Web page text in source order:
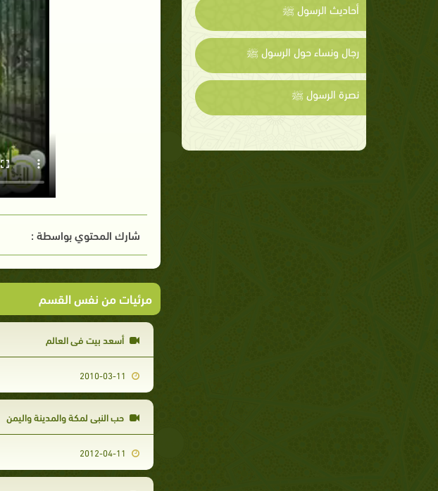
أحاديث الرسول ﷺ
رجال ونساء حول الرسول ﷺ
نصرة الرسول ﷺ
شارك المحتوي بواسطة :
مرئيات من نفس القسم
أسعد بيت في العالم
حب النبي لمكة والمدينة واليمن